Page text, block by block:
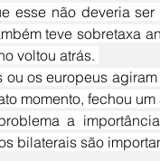
teve sobretaxa
voltou atrás.
momento, fechou
bilaterais são